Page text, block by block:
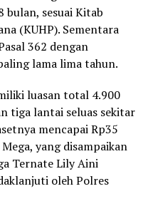
bulan, sesuai Kitab
(KUHP). Sementara
362 dengan
lama lima tahun.
luasan total 4.900
tiga lantai seluas sekitar
mencapai Rp35
yang disampaikan
Ternate Lily Aini
oleh Polres